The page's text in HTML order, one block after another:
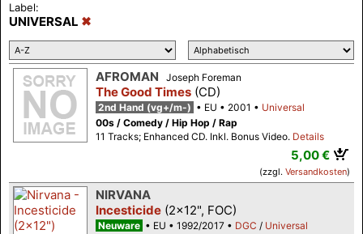
Label:
UNIVERSAL
AFROMAN Joseph Foreman
The Good Times (CD)
2nd Hand (vg+/m-) EU 2001
Universal
00s / Comedy / Hip Hop / Rap
11 Tracks; Enhanced CD. Inkl. Bonus Video. Details
5,00 €
(zzgl. Versandkosten)
NIRVANA
Incesticide (2x12", FOC)
Neuware EU 1992/2017 DGC / Universal